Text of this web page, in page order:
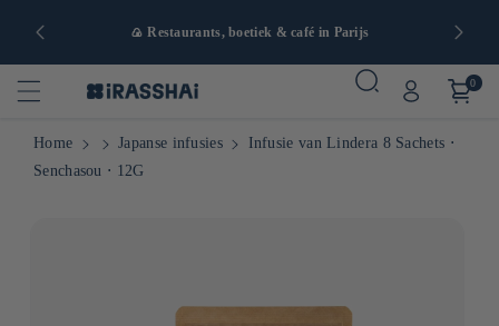
🍙 Restaurants, boetiek & café in Parijs
0
Home Japanse infusies
Infusie van Lindera 8 Sachets ⋅
Senchasou ⋅ 12G